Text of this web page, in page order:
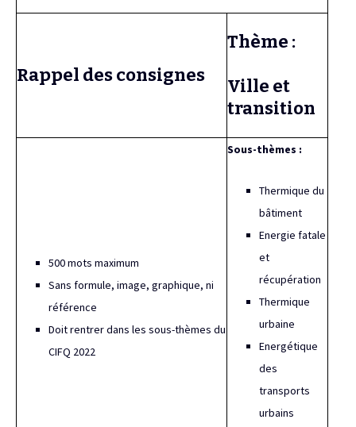
Rappel des consignes
Thème :
Ville et
transition
500 mots maximum
Sans formule, image, graphique, ni
référence
Doit rentrer dans les sous-thèmes du
CIFQ 2022
Sous-thèmes :
Thermique du
bâtiment
Energie fatale
et
récupération
Thermique
urbaine
Energétique
des
transports
urbains